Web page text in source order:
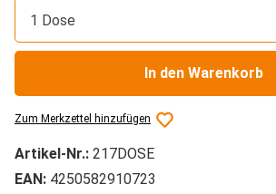
1 Dose
In den Warenkorb
Zum Merkzettel hinzufügen
Artikel-Nr.: 217DOSE
EAN: 4250582910723